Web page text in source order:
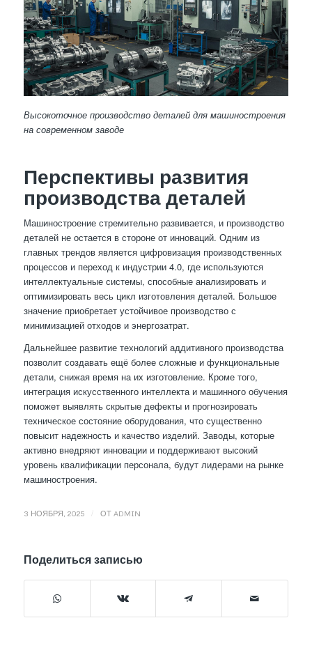
Высокоточное производство деталей для машиностроения
на современном заводе
Перспективы развития
производства деталей
Машиностроение стремительно развивается, и производство
деталей не остается в стороне от инноваций. Одним из
главных трендов является цифровизация производственных
процессов и переход к индустрии 4.0, где используются
интеллектуальные системы, способные анализировать и
оптимизировать весь цикл изготовления деталей. Большое
значение приобретает устойчивое производство с
минимизацией отходов и энергозатрат.
Дальнейшее развитие технологий аддитивного производства
позволит создавать ещё более сложные и функциональные
детали, снижая время на их изготовление. Кроме того,
интеграция искусственного интеллекта и машинного обучения
поможет выявлять скрытые дефекты и прогнозировать
техническое состояние оборудования, что существенно
повысит надежность и качество изделий. Заводы, которые
активно внедряют инновации и поддерживают высокий
уровень квалификации персонала, будут лидерами на рынке
машиностроения.
3 НОЯБРЯ, 2025 ОТ ADMIN
Поделиться записью